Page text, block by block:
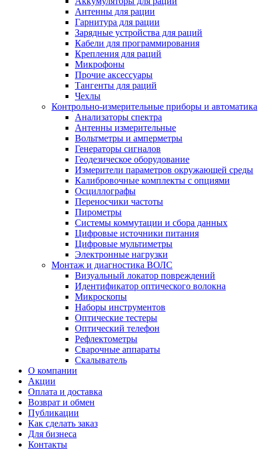
Антенны для рации
Гарнитура для рации
Зарядные устройства для раций
Кабели для программирования
Крепления для раций
Микрофоны
Прочие аксессуары
Тангенты для раций
Чехлы
Контрольно-измерительные приборы и автоматика
Анализаторы спектра
Антенны измерительные
Вольтметры и амперметры
Генераторы сигналов
Геодезическое оборудование
Измерители параметров окружающей среды
Калибровочные комплекты с опциями
Осциллографы
Переносчики частоты
Пирометры
Системы коммутации и сбора данных
Цифровые источники питания
Цифровые мультиметры
Электронные нагрузки
Монтаж и диагностика ВОЛС
Визуальный локатор повреждений
Идентификатор оптического волокна
Микроскопы
Наборы инструментов
Оптические тестеры
Оптический телефон
Рефлектометры
Сварочные аппараты
Скалыватель
О компании
Акции
Оплата и доставка
Возврат и обмен
Публикации
Как сделать заказ
Для бизнеса
Контакты